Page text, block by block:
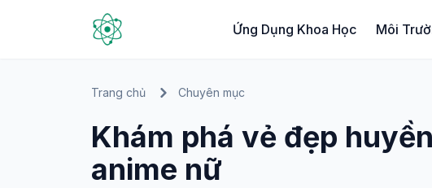
Ứng Dụng Khoa Học Môi
Trang chủ Chuyên mục
Khám phá vẻ đẹp
anime nữ